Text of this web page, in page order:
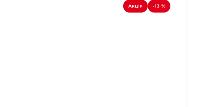
Акція -13 %